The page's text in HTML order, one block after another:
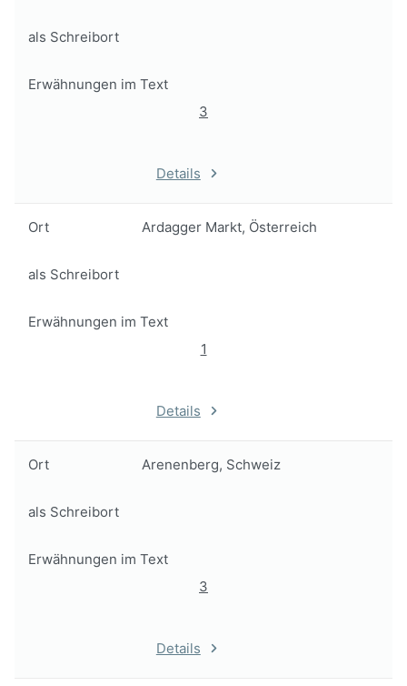
als Schreibort
Erwähnungen im Text
3
Details
Ort Ardagger Markt, Österreich
als Schreibort
Erwähnungen im Text
1
Details
Ort Arenenberg, Schweiz
als Schreibort
Erwähnungen im Text
3
Details